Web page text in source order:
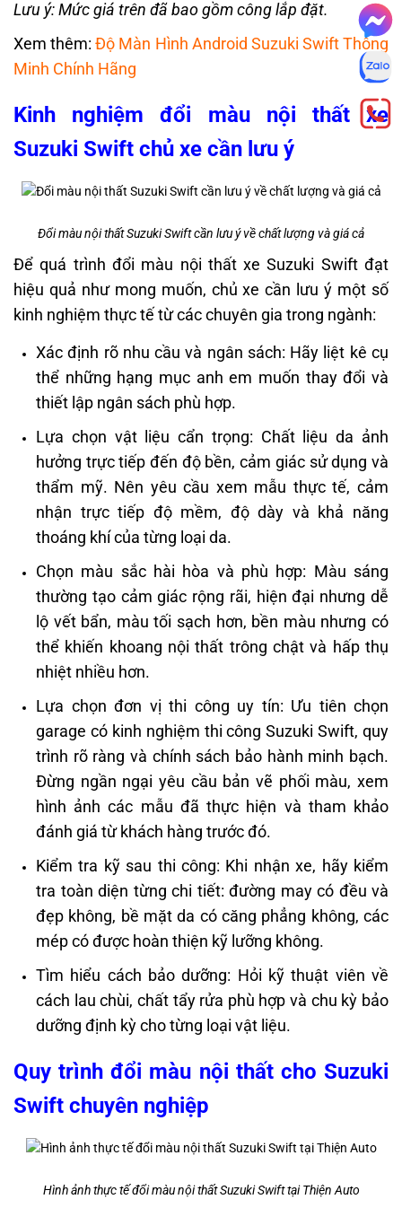
Lưu ý: Mức giá trên đã bao gồm công lắp đặt.
Xem thêm:Độ Màn Hình Android Suzuki Swift Thông
Minh Chính Hãng
Kinh nghiệm đổi màu nội thất xe
Suzuki Swift chủ xe cần lưu ý
Đổi màu nội thất Suzuki Swift cần lưu ý về chất lượng và giá cả
Để quá trình đổi màu nội thất xe Suzuki Swift đạt
hiệu quả như mong muốn, chủ xe cần lưu ý một số
kinh nghiệm thực tế từ các chuyên gia trong ngành:
Xác định rõ nhu cầu và ngân sách: Hãy liệt kê cụ
thể những hạng mục anh em muốn thay đổi và
thiết lập ngân sách phù hợp.
Lựa chọn vật liệu cẩn trọng: Chất liệu da ảnh
hưởng trực tiếp đến độ bền, cảm giác sử dụng và
thẩm mỹ. Nên yêu cầu xem mẫu thực tế, cảm
nhận trực tiếp độ mềm, độ dày và khả năng
thoáng khí của từng loại da.
Chọn màu sắc hài hòa và phù hợp: Màu sáng
thường tạo cảm giác rộng rãi, hiện đại nhưng dễ
lộ vết bẩn, màu tối sạch hơn, bền màu nhưng có
thể khiến khoang nội thất trông chật và hấp thụ
nhiệt nhiều hơn.
Lựa chọn đơn vị thi công uy tín: Ưu tiên chọn
garage có kinh nghiệm thi công Suzuki Swift, quy
trình rõ ràng và chính sách bảo hành minh bạch.
Đừng ngần ngại yêu cầu bản vẽ phối màu, xem
hình ảnh các mẫu đã thực hiện và tham khảo
đánh giá từ khách hàng trước đó.
Kiểm tra kỹ sau thi công: Khi nhận xe, hãy kiểm
tra toàn diện từng chi tiết: đường may có đều và
đẹp không, bề mặt da có căng phẳng không, các
mép có được hoàn thiện kỹ lưỡng không.
Tìm hiểu cách bảo dưỡng: Hỏi kỹ thuật viên về
cách lau chùi, chất tẩy rửa phù hợp và chu kỳ bảo
dưỡng định kỳ cho từng loại vật liệu.
Quy trình đổi màu nội thất cho Suzuki
Swift chuyên nghiệp
Hình ảnh thực tế đổi màu nội thất Suzuki Swift tại Thiện Auto